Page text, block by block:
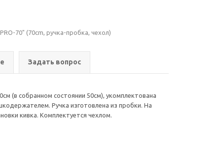
70" (70cm, ручка-пробка, чехол)
Задать вопрос
(в собранном состоянии 50см), укомплектована
Ручка изготовлена из пробки. На
кивка. Комплектуется чехлом.